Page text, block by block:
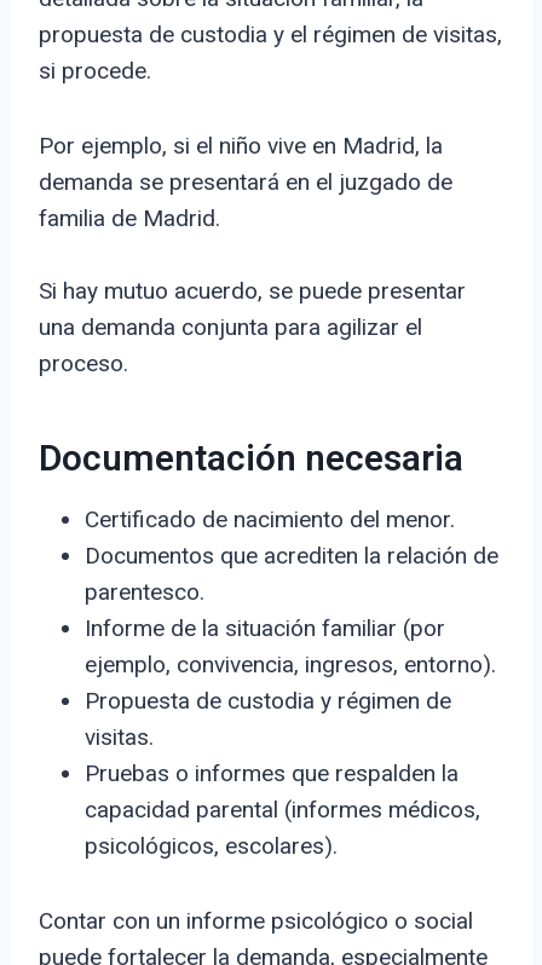
propuesta de custodia y el régimen de visitas,
si procede.
Por ejemplo, si el niño vive en Madrid, la
demanda se presentará en el juzgado de
familia de Madrid.
Si hay mutuo acuerdo, se puede presentar
una demanda conjunta para agilizar el
proceso.
Documentación necesaria
Certificado de nacimiento del menor.
Documentos que acrediten la relación de
parentesco.
Informe de la situación familiar (por
ejemplo, convivencia, ingresos, entorno).
Propuesta de custodia y régimen de
visitas.
Pruebas o informes que respalden la
capacidad parental (informes médicos,
psicológicos, escolares).
Contar con un informe psicológico o social
puede fortalecer la demanda, especialmente